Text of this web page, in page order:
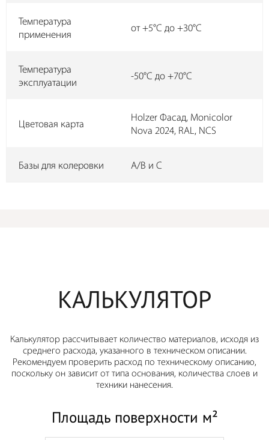
Температура
применения
от +5°C до +30°C
Температура
эксплуатации
-50°C до +70°C
Цветовая карта
Holzer Фасад, Monicolor
Nova 2024, RAL, NCS
Базы для колеровки А/B и С
КАЛЬКУЛЯТОР
Калькулятор рассчитывает количество материалов, исходя из
среднего расхода, указанного в техническом описании.
Рекомендуем проверить расход по техническому описанию,
поскольку он зависит от типа основания, количества слоев и
техники нанесения.
Площадь поверхности м²